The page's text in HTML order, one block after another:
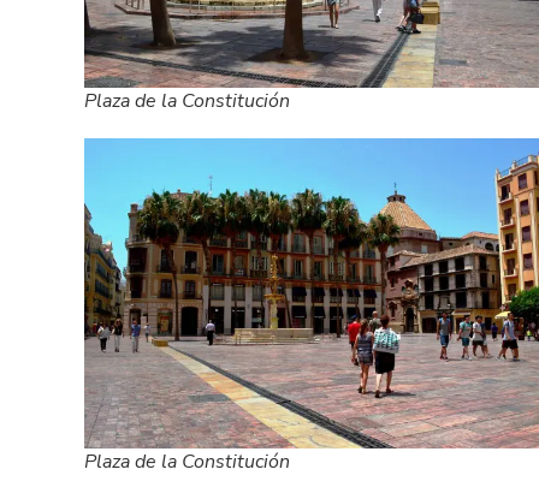
Plaza de la Constitución
Plaza de la Constitución